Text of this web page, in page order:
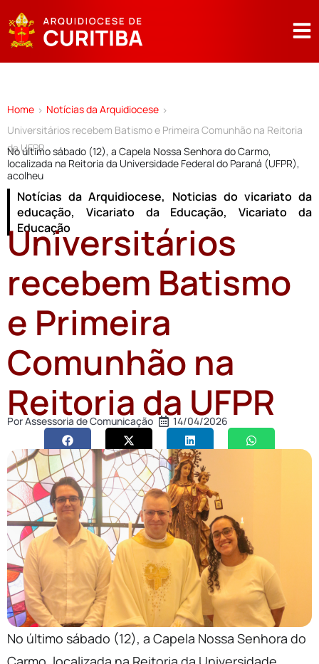
Home > Notícias da Arquidiocese >
Universitários recebem Batismo e Primeira Comunhão na Reitoria
da UFPR
No último sábado (12), a Capela Nossa Senhora do Carmo,
localizada na Reitoria da Universidade Federal do Paraná (UFPR),
acolheu
Notícias da Arquidiocese, Noticias do vicariato da
educação, Vicariato da Educação,Vicariato da
Educação
Universitários
recebem Batismo
e Primeira
Comunhão na
Reitoria da UFPR
PorAssessoria de Comunicação 14/04/2026
No último sábado (12), a Capela Nossa Senhora do